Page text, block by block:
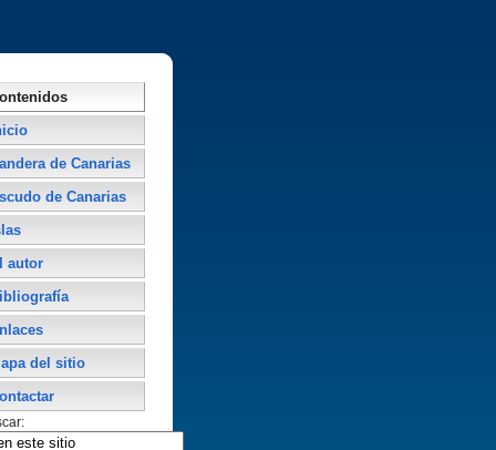
de Canarias
de Canarias
autor
del sitio